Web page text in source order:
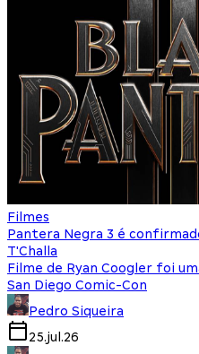
Filmes
Pantera Negra 3 é
T'Challa
Filme de Ryan Coogler foi
San Diego Comic-Con
Pedro Siqueira
25.jul.26